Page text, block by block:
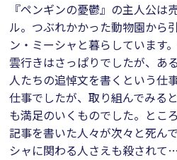
『ペンギンの憂鬱』の主人公は
ル。つぶれかかった動物園から
ン・ミーシャと暮らしています
雲行きはさっぱりでしたが、あ
人たちの追悼文を書くという仕
仕事でしたが、取り組んでみる
も満足のいくものでした。とこ
記事を書いた人々が次々と死ん
シャに関わる人さえも殺され